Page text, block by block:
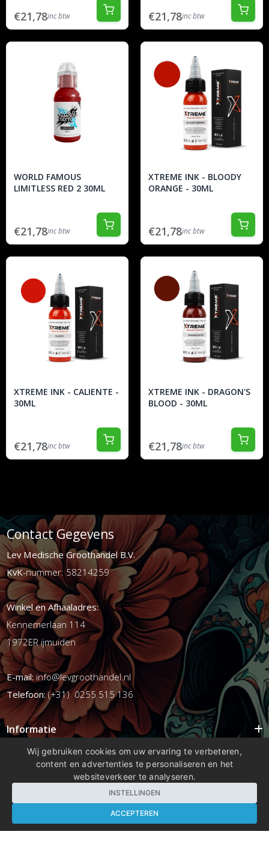
€21,78inc btw €21,78inc btw
WORLD FAMOUS
LIMITLESS RED 2 30ML
€21,78inc btw
XTREME INK - BLOODY
ORANGE - 30ML
€21,78inc btw
XTREME INK - CALIENTE -
30ML
€21,78inc btw
XTREME INK - DRAGON'S
BLOOD - 30ML
€21,78inc btw
Contact Gegevens
Lev Medische Groothandel B.V.
KvK-nummer: 58214259
Winkel en Afhaaladres:
Kennemerlaan 114
1972ER ijmuiden
E-mail:info@levgroothandel.nl
Telefoon:(+31) 0255 515 136
Informatie
Mijn account
Wij gebruiken cookies om uw ervaring te verbeteren,
content en advertenties te personaliseren en het
websiteverkeer te analyseren.
INSTELLINGEN
ACCEPTEREN